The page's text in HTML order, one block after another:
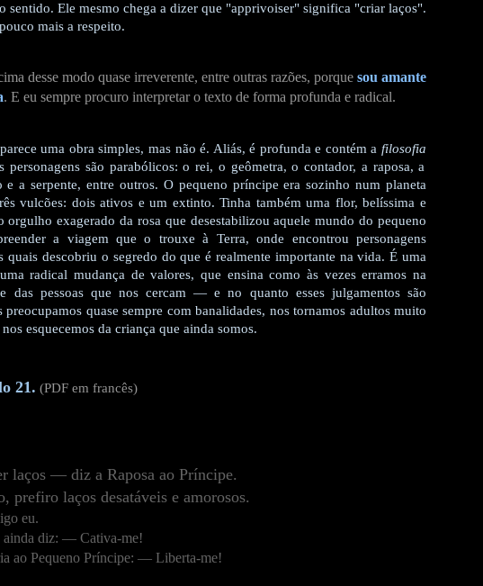
sentido. Ele mesmo chega a dizer que "apprivoiser" significa "criar laços".
mais a respeito.
desse modo quase irreverente, entre outras razões, porque sou amante
. E eu sempre procuro interpretar o texto de forma profunda e radical.
uma obra simples, mas não é. Aliás, é profunda e contém a filosofia
personagens são parabólicos: o rei, o geômetra, o contador, a raposa, a
a serpente, entre outros. O pequeno príncipe era sozinho num planeta
vulcões: dois ativos e um extinto. Tinha também uma flor, belíssima e
exagerado da rosa que desestabilizou aquele mundo do pequeno
a viagem que o trouxe à Terra, onde encontrou personagens
quais descobriu o segredo do que é realmente importante na vida. É uma
radical mudança de valores, que ensina como às vezes erramos na
das pessoas que nos cercam — e no quanto esses julgamentos são
preocupamos quase sempre com banalidades, nos tornamos adultos muito
esquecemos da criança que ainda somos.
21. (PDF em francês)
laços — diz a Raposa ao Príncipe.
prefiro laços desatáveis e amorosos.
eu.
ainda diz: — Cativa-me!
ao Pequeno Príncipe: — Liberta-me!